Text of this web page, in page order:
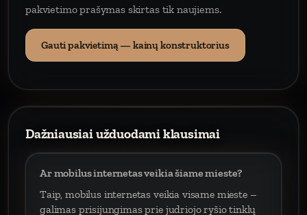
pakvietimo prašymas skirtas tik naujiems.
Gauti pakvietimą — kainų konstruktorius
Dažniausiai užduodami klausimai
Ar mobilus internetas veikia šiame mieste?
Taip, mobilus internetas veikia visame mieste –
galimas prisijungimas prie judriojo ryšio tinklų